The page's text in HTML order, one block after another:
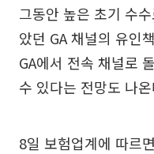
그동안 높은 초기 수
았던 GA 채널의 유인
GA에서 전속 채널로
수 있다는 전망도 나
8일 보험업계에 따르